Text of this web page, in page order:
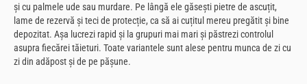
și cu palmele ude sau murdare. Pe lângă ele găsești pietre de ascuțit,
lame de rezervă și teci de protecție, ca să ai cuțitul mereu pregătit și bine
depozitat. Așa lucrezi rapid și la grupuri mai mari și păstrezi controlul
asupra fiecărei tăieturi. Toate variantele sunt alese pentru munca de zi cu
zi din adăpost și de pe pășune.